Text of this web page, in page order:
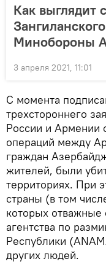
Как выглядит
Минобороны
3 апреля 2021, 11:01
С момента
трехстороннего
России и Армении
операций между
граждан
жителей, были
территориях. При
страны (в том
которых отважные
агентства по
Республики
других людей.